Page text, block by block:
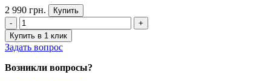
2 990 грн.
Купить
-
+
Купить в 1 клик
Задать вопрос
Возникли вопросы?